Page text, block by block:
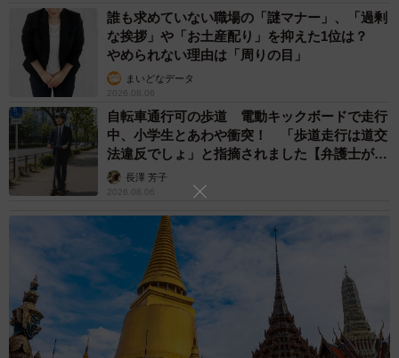
どれだけがんばっても父は渋谷を褒めなかった（ワダユウキさん提供）
拘置所の面会室で、佐藤に向き合う渋谷は瘦せこけ、暗い
表情でうつむいています。渋谷は「なぜ自分がこうなった
誰も求めていない職場の「謎マナー」、「過剰
な挨拶」や「お土産配り」を抑えた1位は？
やめられない理由は「周りの目」
まいどなデータ
2026.08.06
自転車通行可の歩道 電動キックボードで走行
中、小学生とあわや衝突！ 「歩道走行は道交
法違反でしょ」と指摘されました【弁護士が解
説】長澤 芳子
2026.08.06